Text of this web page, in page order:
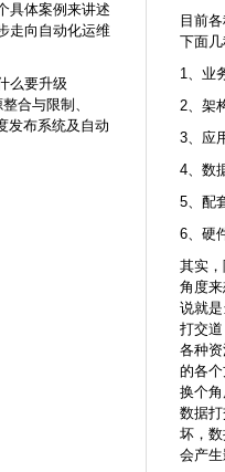
具体案例来讲述
走向自动化运维
么要升级
合与限制、
发布系统及自动
目前
下面
1、业
2、架
3、应
4、数
5、配
6、硬
其实
角度
说就
打交
各种
的各
换个
数据
坏，
会产